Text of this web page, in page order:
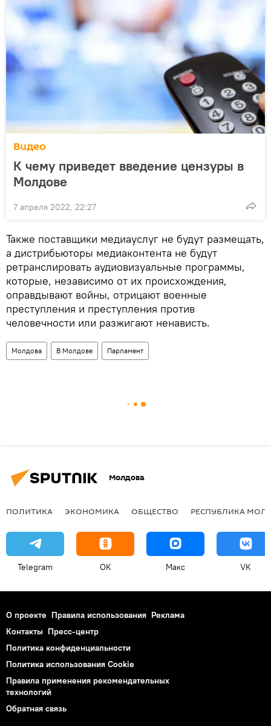
Видео
К чему приведет введение цензуры в
Молдове
7 апреля 2022, 22:27
Также поставщики медиауслуг не будут размещать,
а дистрибьюторы медиаконтента не будут
ретранслировать аудиовизуальные программы,
которые, независимо от их происхождения,
оправдывают войны, отрицают военные
преступления и преступления против
человечности или разжигают ненависть.
Молдова В Молдове Парламент
Молдова
ПОЛИТИКА ЭКОНОМИКА ОБЩЕСТВО РЕСПУБЛИКА
Telegram OK Макс VK
О проекте Правила использования Реклама
Контакты Пресс-центр
Политика конфиденциальности
Политика использования Cookie
Правила применения рекомендательных
технологий
Обратная связь